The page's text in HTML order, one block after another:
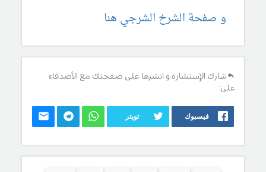
و صفحة الشرخ الشرجي هنا
شارك الإستشارة و انشرها على صفحتك مع الأصدقاء
على:
فيسبوك تويتر